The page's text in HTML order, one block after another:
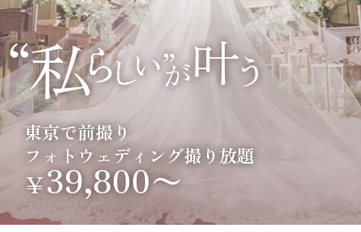
東京で前撮り
フォトウェディング撮り放題
￥39,800〜